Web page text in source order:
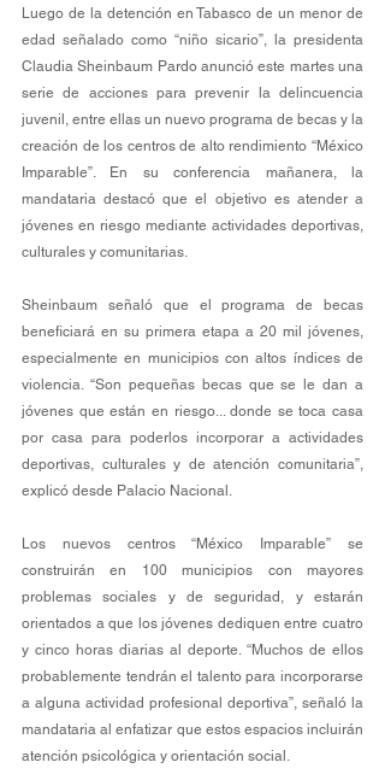
Luego de la detención en Tabasco de un menor de
edad señalado como “niño sicario”, la presidenta
Claudia Sheinbaum Pardo anunció este martes una
serie de acciones para prevenir la delincuencia
juvenil, entre ellas un nuevo programa de becas y la
creación de los centros de alto rendimiento “México
Imparable”. En su conferencia mañanera, la
mandataria destacó que el objetivo es atender a
jóvenes en riesgo mediante actividades deportivas,
culturales y comunitarias.
Sheinbaum señaló que el programa de becas
beneficiará en su primera etapa a 20 mil jóvenes,
especialmente en municipios con altos índices de
violencia. “Son pequeñas becas que se le dan a
jóvenes que están en riesgo... donde se toca casa
por casa para poderlos incorporar a actividades
deportivas, culturales y de atención comunitaria”,
explicó desde Palacio Nacional.
Los nuevos centros “México Imparable” se
construirán en 100 municipios con mayores
problemas sociales y de seguridad, y estarán
orientados a que los jóvenes dediquen entre cuatro
y cinco horas diarias al deporte. “Muchos de ellos
probablemente tendrán el talento para incorporarse
a alguna actividad profesional deportiva”, señaló la
mandataria al enfatizar que estos espacios incluirán
atención psicológica y orientación social.